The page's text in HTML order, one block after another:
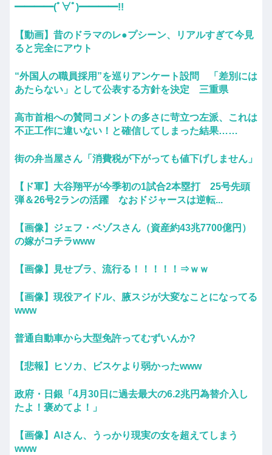
━━━━(ﾟ∀ﾟ)━━━━!!
【動画】昔のドラマのレ●プシーン、リアルすぎて今見
ると完全にアウト
“外国人の職員採用”を巡りアンケート設問 「差別には
あたらない」として公表する方針を決定 三重県
高市首相への賛同コメントの多さに苛立つ左派、これは
不正工作に違いない！と確信してしまった結果……
街の弁当屋さん「消費税が下がっても値下げしません」
【ド軍】大谷翔平が今季初の1試合2本塁打 25号先頭
弾＆26号2ランの活躍 なおドジャースは逆転...
【画像】ジェフ・ベゾスさん（資産約43兆7700億円）
の嫁がコチラwww
【画像】見せブラ、流行る！！！！！⇒ｗｗ
【画像】現役アイドル、腋スジが大変なことになってる
www
普通自動車から大型免許ってむずいんか?
【悲報】ヒソカ、ビスケより弱かったwww
政府・日銀「4月30日に過去最大の6.2兆円為替介入し
たよ！褒めてよ！」
【画像】AIさん、うっかり現実の女を超えてしまう
www